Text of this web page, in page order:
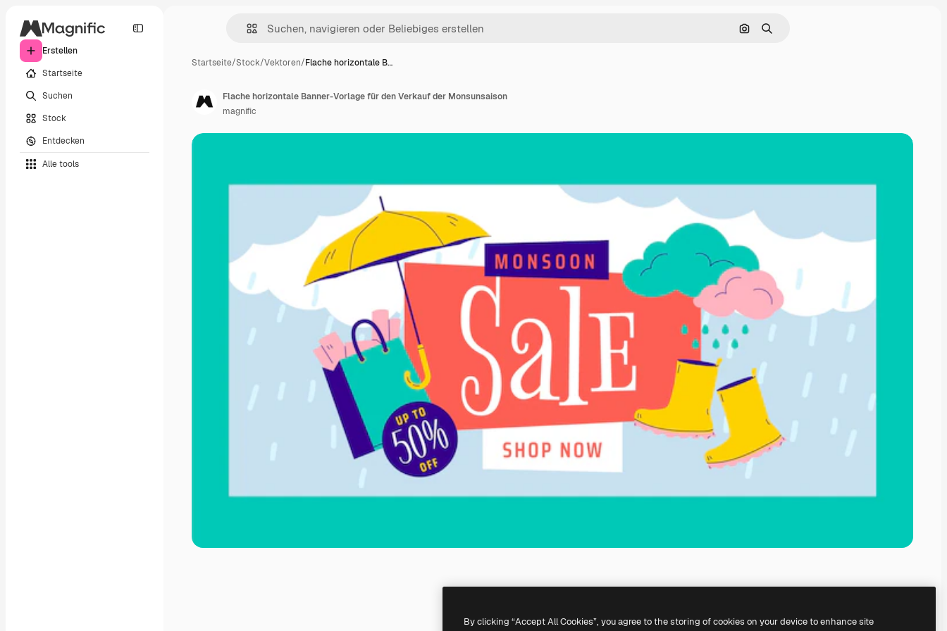
Erstellen
Startseite
Suchen
Stock
Entdecken
Alle tools
Nach Bild suchen
Suchen
Startseite/Stock/Vektoren/Flache horizontale B…
Flache horizontale Banner-Vorlage für den Verkauf der Monsunsaison
magnific
By clicking “Accept All Cookies”, you agree to the storing of cookies on your device to enhance site